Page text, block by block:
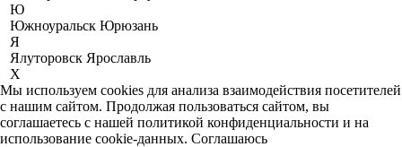
Ю
Южноуральск Юрюзань
Я
Ялуторовск Ярославль
X
Мы используем cookies для анализа взаимодействия посетителей
с нашим сайтом. Продолжая пользоваться сайтом, вы
соглашаетесь с нашей политикой конфиденциальности и на
использование cookie-данных. Соглашаюсь